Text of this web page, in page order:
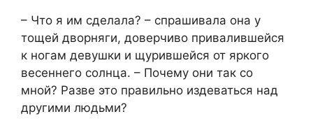
– Что я им сделала? – спрашивала она у
тощей дворняги, доверчиво привалившейся
к ногам девушки и щурившейся от яркого
весеннего солнца. – Почему они так со
мной? Разве это правильно издеваться над
другими людьми?